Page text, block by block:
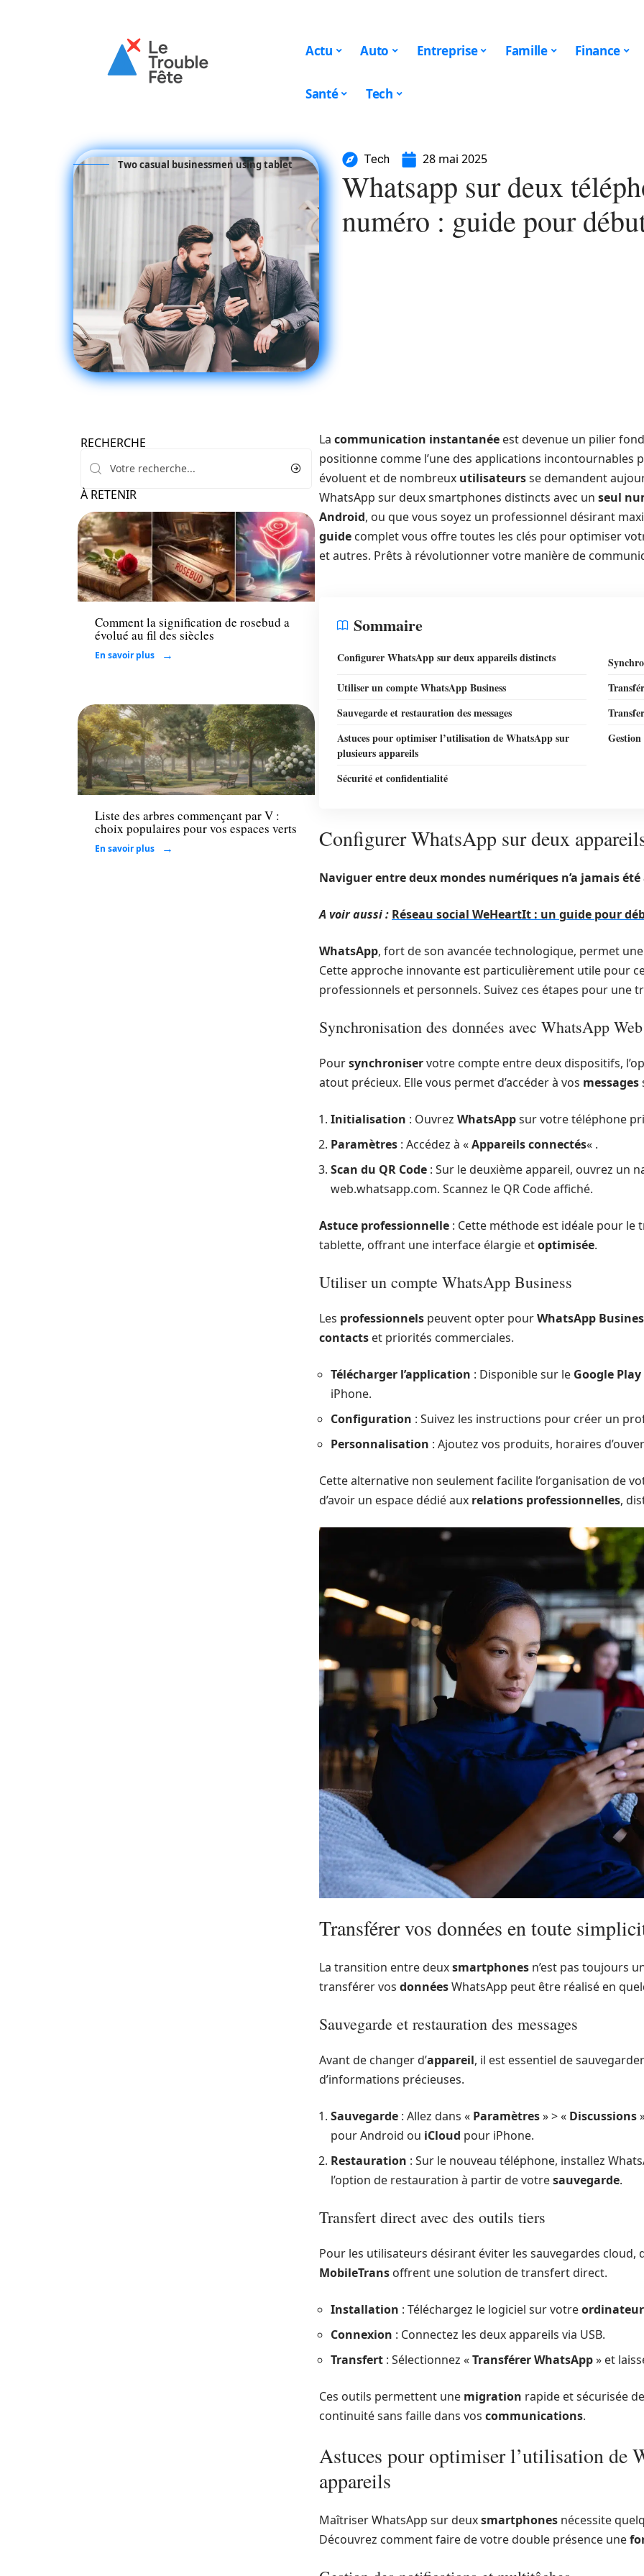
Actu Auto Entreprise Famille Finance
Santé Tech
Two casual businessmen using tablet Tech 28 mai 2025
Whatsapp sur deux
numéro : guide pour
RECHERCHE
À RETENIR
Loisirs
Comment la signification de rosebud a
évolué au fil des siècles
En savoir plus
Maison
Liste des arbres commençant par V :
choix populaires pour vos espaces verts
En savoir plus
La communication instantanée est devenue un pilier
positionne comme l’une des applications incontournables
évoluent et de nombreux utilisateursse demandent
WhatsApp sur deux smartphones distincts avec un seul
Android, ou que vous soyez un professionnel désirant
guide complet vous offre toutes les clés pour optimiser
et autres. Prêts à révolutionner votre manière de
Sommaire
Configurer WhatsApp sur deux appareils distincts
Utiliser un compte WhatsApp Business
Sauvegarde et restauration des messages
Astuces pour optimiser l’utilisation de WhatsApp sur
plusieurs appareils
Sécurité et confidentialité
Configurer WhatsApp sur deux
Naviguer entre deux mondes numériques n’a jamais
A voir aussi : Réseau social WeHeartIt : un guide pour
WhatsApp, fort de son avancée technologique, permet
Cette approche innovante est particulièrement utile pour
professionnels et personnels. Suivez ces étapes pour une
Synchronisation des données avec WhatsApp Web
Poursynchroniservotre compte entre deux dispositifs,
atout précieux. Elle vous permet d’accéder à vos messages
Initialisation : Ouvrez WhatsAppsur votre téléphone
Paramètres : Accédez à «Appareils connectés« .
Scan du QR Code : Sur le deuxième appareil, ouvrez un
web.whatsapp.com. Scannez le QR Code affiché.
Astuce professionnelle : Cette méthode est idéale pour le
tablette, offrant une interface élargie etoptimisée.
Utiliser un compte WhatsApp Business
Les professionnels peuvent opter pourWhatsApp
contacts et priorités commerciales.
Télécharger l’application : Disponible sur le Google
iPhone.
Configuration : Suivez les instructions pour créer un
Personnalisation : Ajoutez vos produits, horaires
Cette alternative non seulement facilite l’organisation de
d’avoir un espace dédié aux relations professionnelles,
Transférer vos données en toute
La transition entre deuxsmartphones n’est pas toujours
transférer vos donnéesWhatsApp peut être réalisé en
Sauvegarde et restauration des messages
Avant de changer d’appareil, il est essentiel de
d’informations précieuses.
Sauvegarde : Allez dans « Paramètres» > « Discussions
pour Android ou iCloud pour iPhone.
Restauration : Sur le nouveau téléphone, installez
l’option de restauration à partir de votresauvegarde.
Transfert direct avec des outils tiers
Pour les utilisateurs désirant éviter les sauvegardes cloud,
MobileTrans offrent une solution de transfert direct.
Installation : Téléchargez le logiciel sur votreordinateur
Connexion : Connectez les deux appareils via USB.
Transfert : Sélectionnez «Transférer WhatsApp» et
Ces outils permettent une migration rapide et sécurisée
continuité sans faille dans vos communications.
Astuces pour optimiser l’utilisation de
appareils
Maîtriser WhatsApp sur deuxsmartphones nécessite
Découvrez comment faire de votre double présence une